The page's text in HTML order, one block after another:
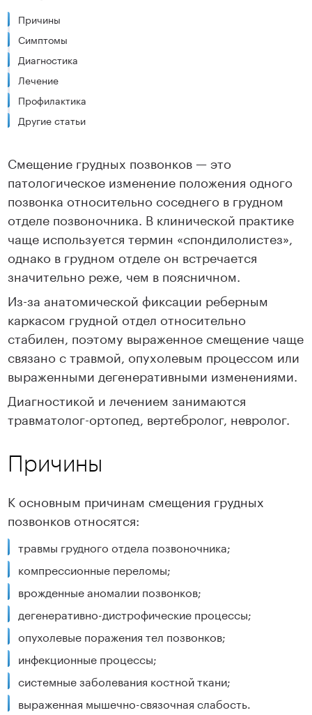
Причины
Симптомы
Диагностика
Лечение
Профилактика
Другие статьи
Смещение грудных позвонков — это
патологическое изменение положения одного
позвонка относительно соседнего в грудном
отделе позвоночника. В клинической практике
чаще используется термин «спондилолистез»,
однако в грудном отделе он встречается
значительно реже, чем в поясничном.
Из-за анатомической фиксации реберным
каркасом грудной отдел относительно
стабилен, поэтому выраженное смещение чаще
связано с травмой, опухолевым процессом или
выраженными дегенеративными изменениями.
Диагностикой и лечением занимаются
травматолог-ортопед, вертебролог, невролог.
Причины
К основным причинам смещения грудных
позвонков относятся:
травмы грудного отдела позвоночника;
компрессионные переломы;
врожденные аномалии позвонков;
дегенеративно-дистрофические процессы;
опухолевые поражения тел позвонков;
инфекционные процессы;
системные заболевания костной ткани;
выраженная мышечно-связочная слабость.